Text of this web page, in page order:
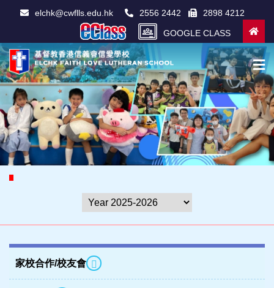
elchk@cwflls.edu.hk 2556 2442 2898 4212
GOOGLE CLASS
家校合作/校友會